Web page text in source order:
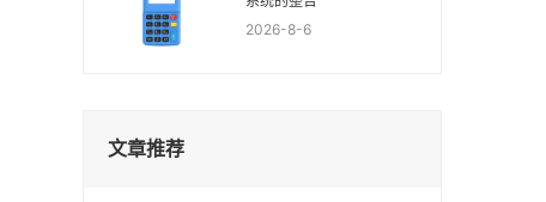
2026-8-6
文章推荐